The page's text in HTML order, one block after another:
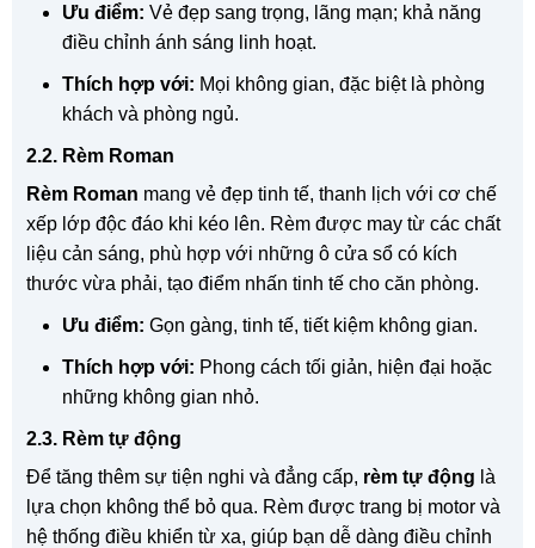
Ưu điểm: Vẻ đẹp sang trọng, lãng mạn; khả năng
điều chỉnh ánh sáng linh hoạt.
Thích hợp với: Mọi không gian, đặc biệt là phòng
khách và phòng ngủ.
2.2. Rèm Roman
Rèm Roman mang vẻ đẹp tinh tế, thanh lịch với cơ chế
xếp lớp độc đáo khi kéo lên. Rèm được may từ các chất
liệu cản sáng, phù hợp với những ô cửa sổ có kích
thước vừa phải, tạo điểm nhấn tinh tế cho căn phòng.
Ưu điểm: Gọn gàng, tinh tế, tiết kiệm không gian.
Thích hợp với: Phong cách tối giản, hiện đại hoặc
những không gian nhỏ.
2.3. Rèm tự động
Để tăng thêm sự tiện nghi và đẳng cấp, rèm tự động là
lựa chọn không thể bỏ qua. Rèm được trang bị motor và
hệ thống điều khiển từ xa, giúp bạn dễ dàng điều chỉnh